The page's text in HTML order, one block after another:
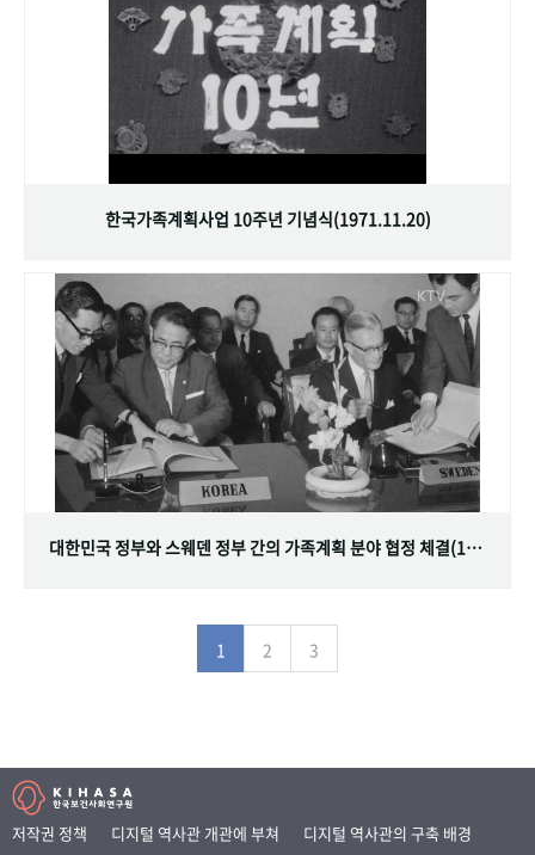
한국가족계획사업 10주년 기념식(1971.11.20)
대한민국 정부와 스웨덴 정부 간의 가족계획 분야 협정 체결(1968.07.12)
1 2 3
저작권 정책 디지털 역사관 개관에 부쳐
디지털 역사관의 구축 배경